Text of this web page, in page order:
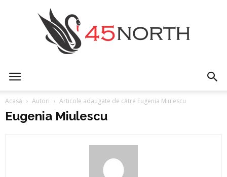
Acasă Autori Articole adaugate de către Eugenia Miulescu
Eugenia Miulescu